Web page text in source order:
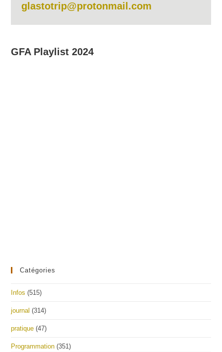
glastotrip@protonmail.com
GFA Playlist 2024
Catégories
Infos (515)
journal (314)
pratique (47)
Programmation (351)